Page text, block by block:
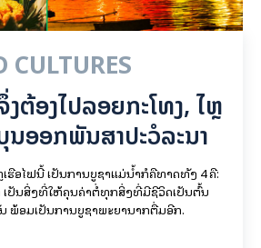
ງ​ຕ້ອງ​ໄປລອຍ​ກະ​ໂທງ, ໄຫຼ​
ນ​ອອກ​ພັນ​ສາ​ປະ​ວໍ​ລະ​ນາ
ຮືອໄຟນີ້ ເປັນການບູຊາແມ່ນໍ້າກໍຄືທາດທັງ 4 ຄື:
ເປັນສິ່ງທີ່ໃຫ້ຄຸນຄ່າຕໍ່ທຸກສິ່ງທີ່ມີຊີວິດເປັນຕົ້ນ
ພ້ອມເປັນການບູຊາພະຍານາກຕື່ມອີກ.